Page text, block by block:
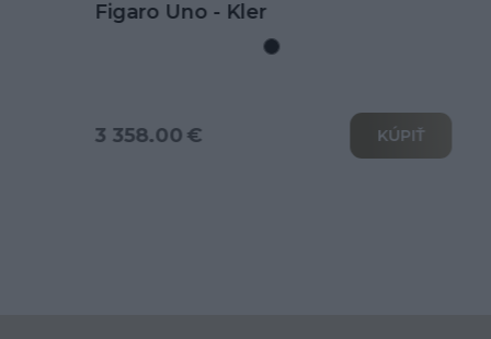
Kožená rohová sedačka Goya s
rozkladom na spanie
3 802.00 € KÚPIŤ